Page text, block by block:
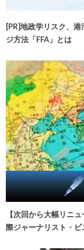
[PR]地政学リスク、
ジ方法「FFA」とは
【次回から大幅リニ
際ジャーナリスト・ビ